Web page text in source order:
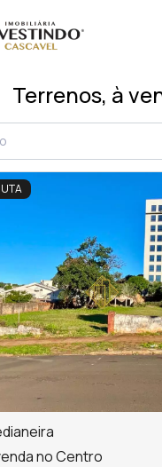
Terrenos, à
no Centro